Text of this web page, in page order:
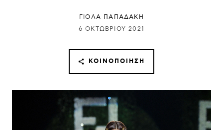
ΓΙΌΛΑ ΠΑΠΑΔΆΚΗ
6 ΟΚΤΩΒΡΊΟΥ 2021
ΚΟΙΝΟΠΟΊΗΣΗ